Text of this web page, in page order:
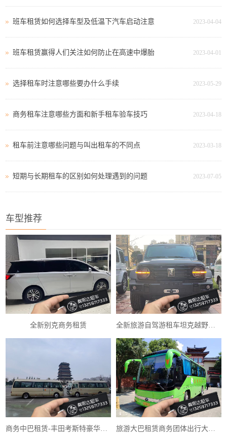
2023-04-04
班车租赁如何选择车型及低温下汽车启动注意
2023-04-01
班车租赁赢得人们关注如何防止在高速中爆胎
2023-05-29
选择租车时注意哪些要办什么手续
2023-04-18
商务租车注意哪些方面和新手租车验车技巧
2023-03-18
租车前注意哪些问题与叫出租车的不同点
2023-07-05
短期与长期租车的区别如何处理遇到的问题
车型推荐
全新别克商务租赁 全新旅游自驾游租车坦克越野车租赁
商务中巴租赁-丰田考斯特豪华中巴租赁 旅游大巴租赁商务团体出行大巴出租